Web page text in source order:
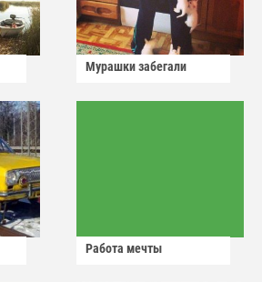
Мурашки забегали
Работа мечты